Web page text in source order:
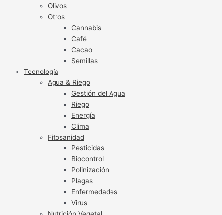
Olivos
Otros
Cannabis
Café
Cacao
Semillas
Tecnología
Agua & Riego
Gestión del Agua
Riego
Energía
Clima
Fitosanidad
Pesticidas
Biocontrol
Polinización
Plagas
Enfermedades
Virus